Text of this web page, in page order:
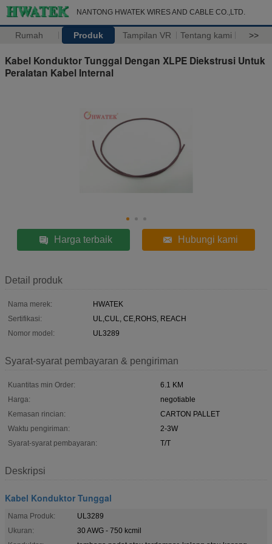
NANTONG HWATEK WIRES AND CABLE CO.,LTD.
Rumah Produk Tampilan VR Tentang kami >>
Kabel Konduktor Tunggal Dengan XLPE Diekstrusi Untuk
Peralatan Kabel Internal
Harga terbaik Hubungi kami
Detail produk
Nama merek:
HWATEK
Sertifikasi:
UL,CUL, CE,ROHS, REACH
Nomor model:
UL3289
Syarat-syarat pembayaran & pengiriman
Kuantitas min Order:
6.1 KM
Harga:
negotiable
Kemasan rincian:
CARTON PALLET
Waktu pengiriman:
2-3W
Syarat-syarat pembayaran:
T/T
Deskripsi
Kabel Konduktor Tunggal
Nama Produk:
UL3289
Ukuran:
30 AWG - 750 kcmil